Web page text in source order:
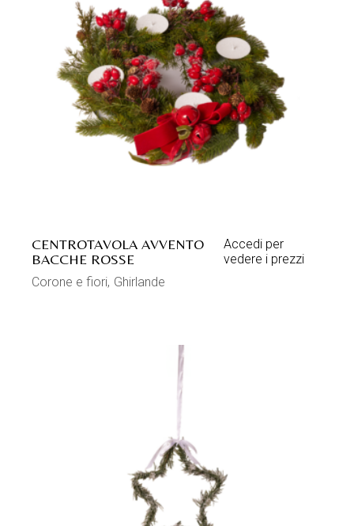
CENTROTAVOLA AVVENTO
BACCHE ROSSE
Accedi per
vedere i prezzi
Corone e fiori Ghirlande